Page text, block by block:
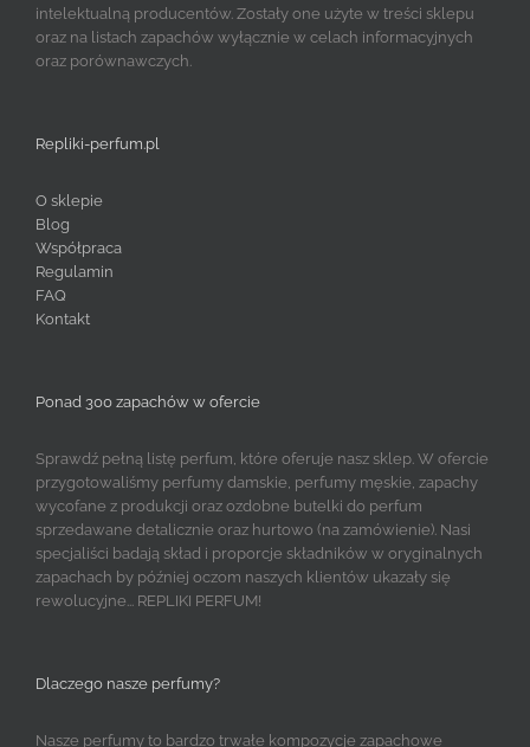
intelektualną producentów. Zostały one użyte w treści sklepu
oraz na listach zapachów wyłącznie w celach informacyjnych
oraz porównawczych.
Repliki-perfum.pl
O sklepie
Blog
Współpraca
Regulamin
FAQ
Kontakt
Ponad 300 zapachów w ofercie
Sprawdź pełną listę perfum, które oferuje nasz sklep. W ofercie
przygotowaliśmy perfumy damskie, perfumy męskie, zapachy
wycofane z produkcji oraz ozdobne butelki do perfum
sprzedawane detalicznie oraz hurtowo (na zamówienie). Nasi
specjaliści badają skład i proporcje składników w oryginalnych
zapachach by później oczom naszych klientów ukazały się
rewolucyjne... REPLIKI PERFUM!
Dlaczego nasze perfumy?
Nasze perfumy to bardzo trwałe kompozycje zapachowe